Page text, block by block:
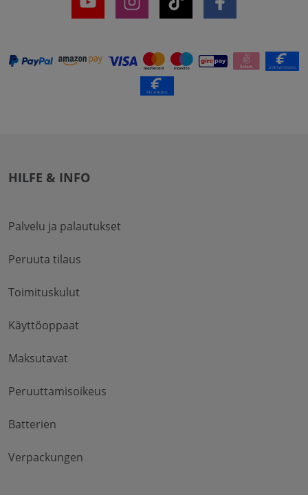
HILFE & INFO
Palvelu ja palautukset
Peruuta tilaus
Toimituskulut
Käyttöoppaat
Maksutavat
Peruuttamisoikeus
Batterien
Verpackungen